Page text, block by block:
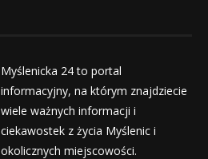
Myślenicka 24 to portal
informacyjny, na którym znajdziecie
wiele ważnych informacji i
ciekawostek z życia Myślenic i
okolicznych miejscowości.